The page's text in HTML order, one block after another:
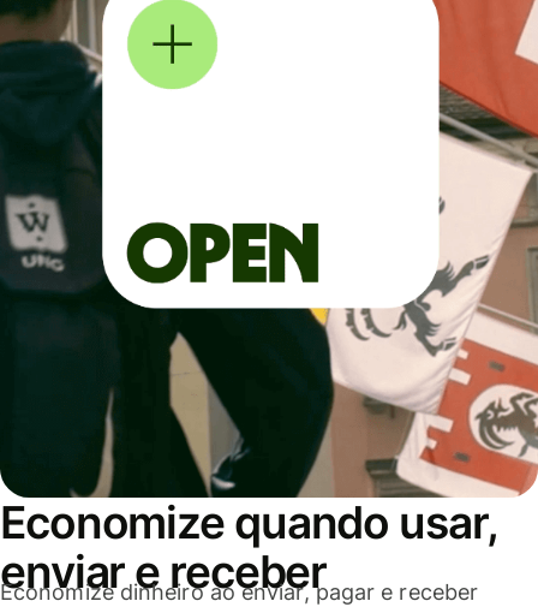
Economize quando usar,
enviar e receber
Economize dinheiro ao enviar, pagar e receber